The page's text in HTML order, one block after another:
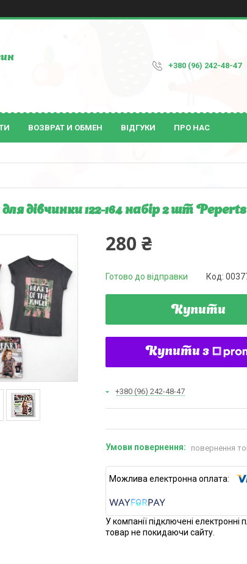
+380 (96) 242-48-47
ВОЗВРАТ И ОБМЕН ВІДГУКИ ПРО НАС
дівчинки 122-164 набір 2 шт Peperts
280 ₴
Готово до відправки Код:
Купити
Купити з
+380 (96) 242-48-47
повернення
У компанії підключені
товар не покидаючи сайту.